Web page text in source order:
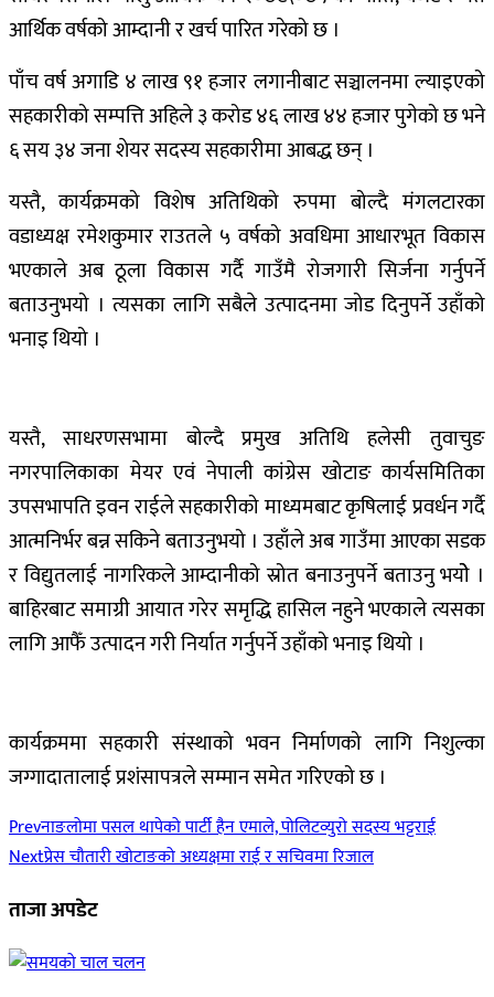
आर्थिक वर्षको आम्दानी र खर्च पारित गरेको छ ।
पाँच वर्ष अगाडि ४ लाख ९१ हजार लगानीबाट सञ्चालनमा ल्याइएको
सहकारीको सम्पत्ति अहिले ३ करोड ४६ लाख ४४ हजार पुगेको छ भने
६ सय ३४ जना शेयर सदस्य सहकारीमा आबद्ध छन् ।
यस्तै, कार्यक्रमको विशेष अतिथिको रुपमा बोल्दै मंगलटारका
वडाध्यक्ष रमेशकुमार राउतले ५ वर्षको अवधिमा आधारभूत विकास
भएकाले अब ठूला विकास गर्दै गाउँमै रोजगारी सिर्जना गर्नुपर्ने
बताउनुभयो । त्यसका लागि सबैले उत्पादनमा जोड दिनुपर्ने उहाँको
भनाइ थियो ।
यस्तै, साधरणसभामा बोल्दै प्रमुख अतिथि हलेसी तुवाचुङ
नगरपालिकाका मेयर एवं नेपाली कांग्रेस खोटाङ कार्यसमितिका
उपसभापति इवन राईले सहकारीको माध्यमबाट कृषिलाई प्रवर्धन गर्दै
आत्मनिर्भर बन्न सकिने बताउनुभयो । उहाँले अब गाउँमा आएका सडक
र विद्युतलाई नागरिकले आम्दानीको स्रोत बनाउनुपर्ने बताउनु भयोे ।
बाहिरबाट समाग्री आयात गरेर समृद्धि हासिल नहुने भएकाले त्यसका
लागि आफैँ उत्पादन गरी निर्यात गर्नुपर्ने उहाँको भनाइ थियो ।
कार्यक्रममा सहकारी संस्थाको भवन निर्माणको लागि निशुल्का
जग्गादातालाई प्रशंसापत्रले सम्मान समेत गरिएको छ ।
Prevनाङलोमा पसल थापेको पार्टी हैन एमाले, पोलिटव्युरो सदस्य भट्टराई
Nextप्रेस चौतारी खोटाङको अध्यक्षमा राई र सचिवमा रिजाल
ताजा अपडेट